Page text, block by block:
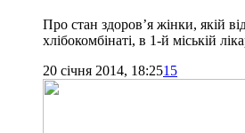
Про стан здоров’я жінки, якій
хлібокомбінаті, в 1-й міській
20 січня 2014, 18:2515